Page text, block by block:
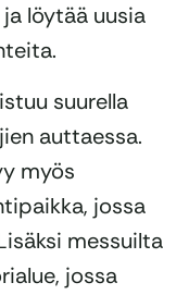
löytää uusia
suurella
auttaessa.
myös
jossa
messuilta
jossa